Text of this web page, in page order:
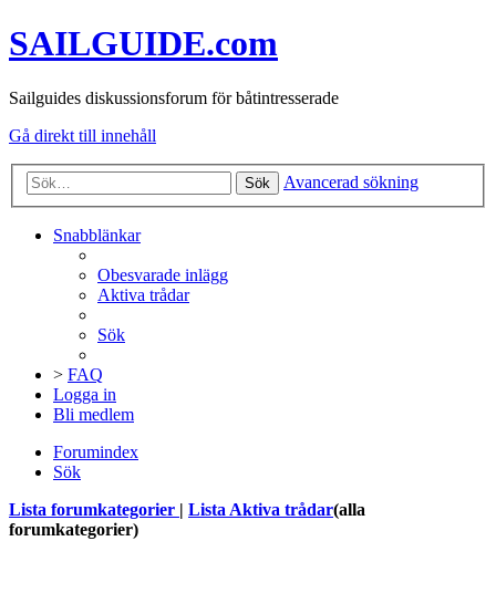
SAILGUIDE.com
Sailguides diskussionsforum för båtintresserade
Gå direkt till innehåll
Sök Avancerad sökning
Snabblänkar
Obesvarade inlägg
Aktiva trådar
Sök
> FAQ
Logga in
Bli medlem
Forumindex
Sök
Lista forumkategorier
Lista Aktiva trådar(alla
forumkategorier)